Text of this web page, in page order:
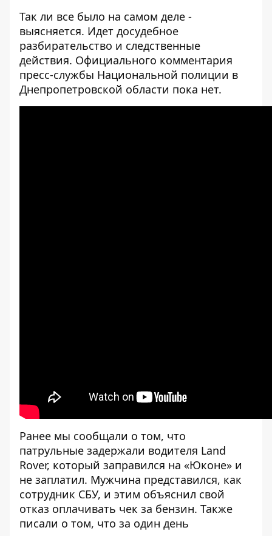
Так ли все было на самом деле -
выясняется. Идет досудебное
разбирательство и следственные
действия. Официального комментария
пресс-службы Национальной полиции в
Днепропетровской области пока нет.
Ранее мы сообщали о том, что
патрульные задержали водителя Land
Rover, который заправился на «Юконе» и
не заплатил. Мужчина представился, как
сотрудник СБУ, и этим объяснил свой
отказ оплачивать чек за бензин. Также
писали о том, что за один день